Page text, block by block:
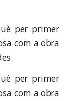
per primer
com a obra
per primer
com a obra